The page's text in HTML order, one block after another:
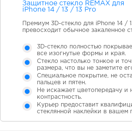
Защитное стекло REMAX для
iPhone 14 / 13 / 13 Pro
Премиум 3D-стекло для iPhone 14 /
превосходит обычное закаленное
3D-стекло полностью
все изогнутые формы и края.
Стекло настолько тонкое и
размера, что вы не заметите
Специальное покрытие, не
пальцев и пятен.
Не искажает цветопередачу и
контрастность.
Курьер предоставит
стеклянной наклейки в вашем